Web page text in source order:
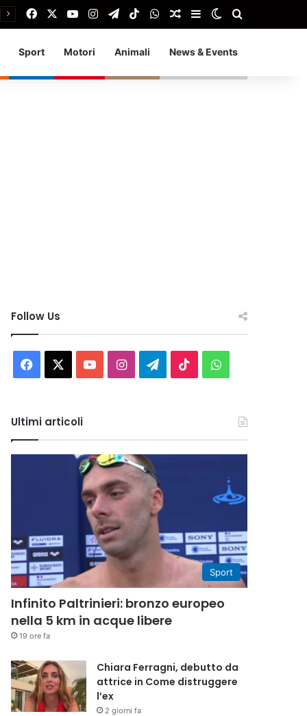
FacebookYou TubeInstagram
TelegramTikTokWhatsApp
Articolo Random
Barra laterale
Cambia aspetto
Sport Motori Animali News & Events
Follow Us
Facebook You InstagramTelegram
TikTokWhatsApp
Ultimi articoli
Sport
Infinito Paltrinieri: bronzo europeo
nella 5 km in acque libere
19 ore fa
Chiara Ferragni, debutto da
attrice in Come distruggere
l’ex
2 giorni fa